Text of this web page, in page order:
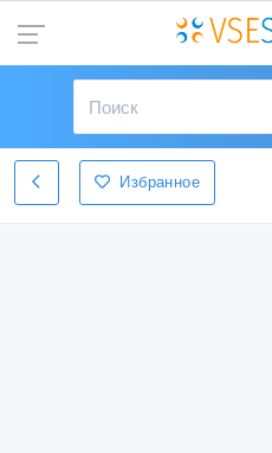
Избранное